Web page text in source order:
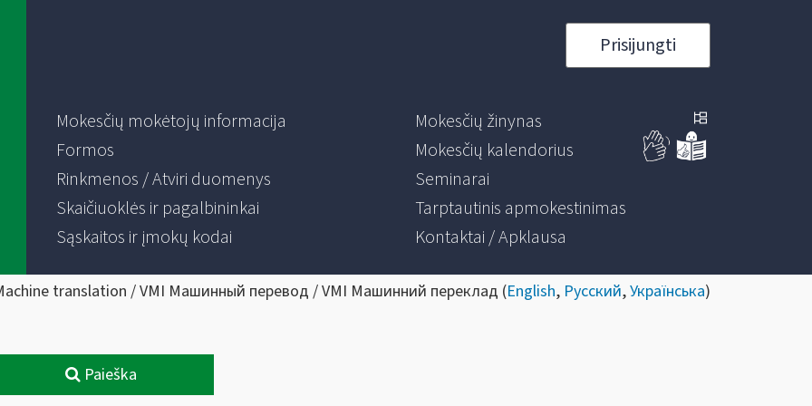
Prisijungti
Mokesčių mokėtojų informacija
Formos
Rinkmenos / Atviri duomenys
Skaičiuoklės ir pagalbininkai
Sąskaitos ir įmokų kodai
Mokesčių žinynas
Mokesčių kalendorius
Seminarai
Tarptautinis apmokestinimas
Kontaktai / Apklausa
translation / VMI Машинный перевод / VMI Машинний переклад (English, Русский,Українська)
Paieška